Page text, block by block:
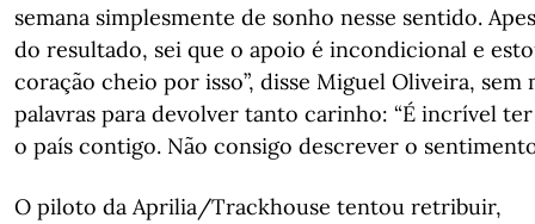
semana simplesmente de sonho nesse sentido.
do resultado, sei que o apoio é incondicional e
coração cheio por isso”, disse Miguel Oliveira, sem
palavras para devolver tanto carinho: “É incrível
o país contigo. Não consigo descrever o
O piloto da Aprilia/Trackhouse tentou retribuir,